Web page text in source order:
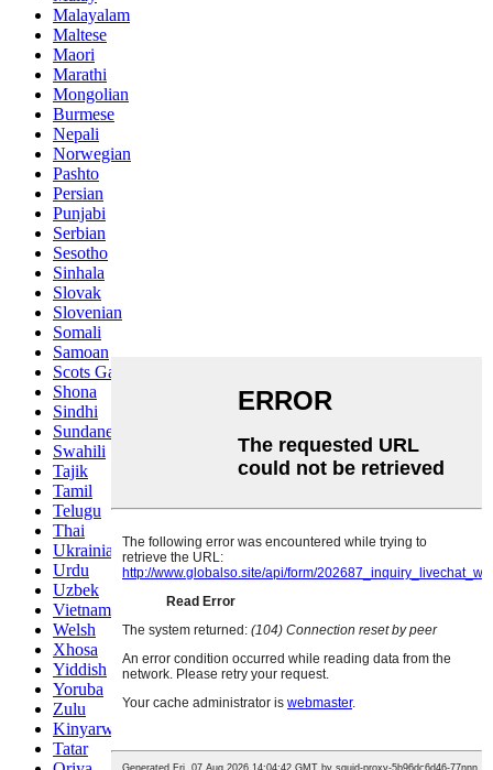
Malayalam
Maltese
Maori
Marathi
Mongolian
Burmese
Nepali
Norwegian
Pashto
Persian
Punjabi
Serbian
Sesotho
Sinhala
Slovak
Slovenian
Somali
Samoan
Scots Gaelic
Shona
Sindhi
Sundanese
Swahili
Tajik
Tamil
Telugu
Thai
Ukrainian
Urdu
Uzbek
Vietnamese
Welsh
Xhosa
Yiddish
Yoruba
Zulu
Kinyarwanda
Tatar